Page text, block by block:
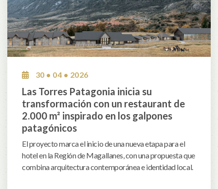
30 • 04 • 2026
Las Torres Patagonia inicia su
transformación con un restaurant de
2.000 m² inspirado en los galpones
patagónicos
El proyecto marca el inicio de una nueva etapa para el
hotel en la Región de Magallanes, con una propuesta que
combina arquitectura contemporánea e identidad local.